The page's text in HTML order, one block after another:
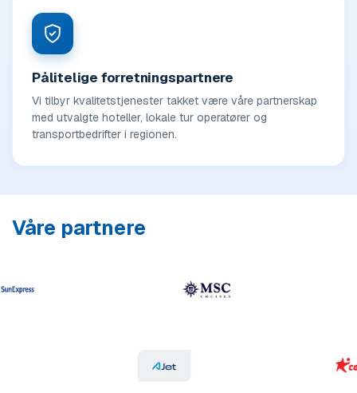
Pålitelige forretningspartnere
Vi tilbyr kvalitetstjenester takket være våre partnerskap
med utvalgte hoteller, lokale tur operatører og
transportbedrifter i regionen.
Våre partnere